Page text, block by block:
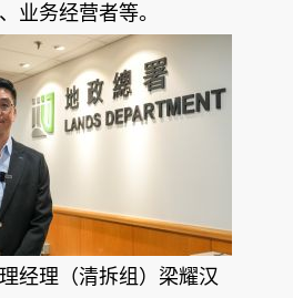
业务经营者等。
经理（清拆组）梁耀汉